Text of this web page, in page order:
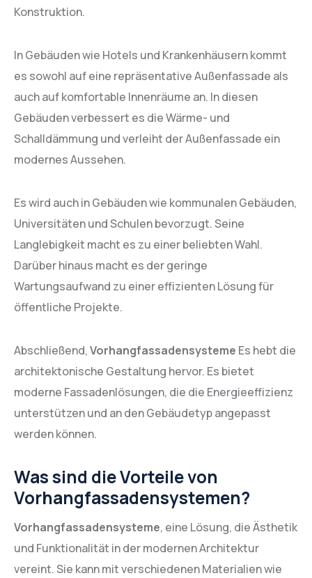
Konstruktion.
In Gebäuden wie Hotels und Krankenhäusern kommt
es sowohl auf eine repräsentative Außenfassade als
auch auf komfortable Innenräume an. In diesen
Gebäuden verbessert es die Wärme- und
Schalldämmung und verleiht der Außenfassade ein
modernes Aussehen.
Es wird auch in Gebäuden wie kommunalen Gebäuden,
Universitäten und Schulen bevorzugt. Seine
Langlebigkeit macht es zu einer beliebten Wahl.
Darüber hinaus macht es der geringe
Wartungsaufwand zu einer effizienten Lösung für
öffentliche Projekte.
Abschließend,Vorhangfassadensysteme Es hebt die
architektonische Gestaltung hervor. Es bietet
moderne Fassadenlösungen, die die Energieeffizienz
unterstützen und an den Gebäudetyp angepasst
werden können.
Was sind die Vorteile von
Vorhangfassadensystemen?
Vorhangfassadensysteme, eine Lösung, die Ästhetik
und Funktionalität in der modernen Architektur
vereint. Sie kann mit verschiedenen Materialien wie